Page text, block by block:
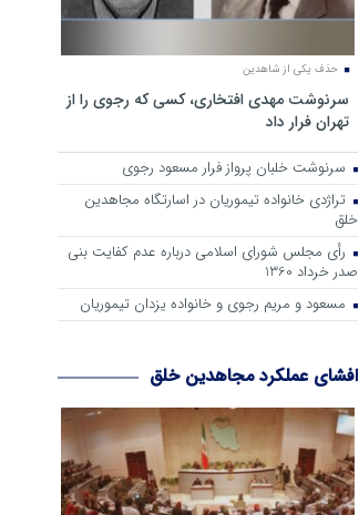
حذف یکی از شاهدین
سرنوشت مهدی افتخاری، کسی که رجوی را از
تهران فرار داد
سرنوشت خلبان پرواز فرار مسعود رجوی
تراژدی خانواده تیموریان در اسارتگاه مجاهدین
خلق
رأی مجلس شورای اسلامی درباره عدم كفایت بنی
صدر خرداد 1360
مسعود و مریم رجوی و خانواده یزدان تیموریان
افشای عملکرد مجاهدین خلق